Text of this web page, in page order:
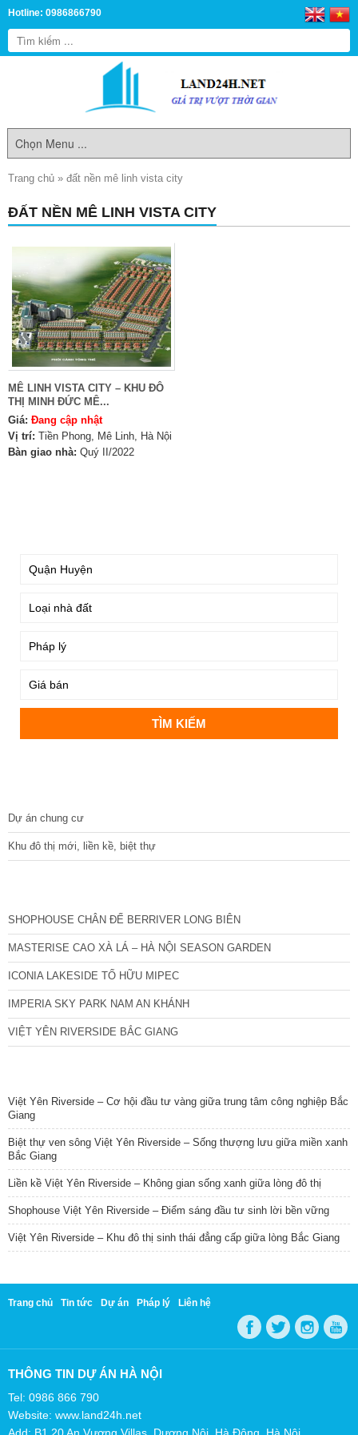
Hotline: 0986866790
Trang chủ » đất nền mê linh vista city
ĐẤT NỀN MÊ LINH VISTA CITY
MÊ LINH VISTA CITY – KHU ĐÔ
THỊ MINH ĐỨC MÊ...
Giá: Đang cập nhật
Vị trí: Tiền Phong, Mê Linh, Hà Nội
Bàn giao nhà: Quý II/2022
Dự án chung cư
Khu đô thị mới, liền kề, biệt thự
SHOPHOUSE CHÂN ĐẾ BERRIVER LONG BIÊN
MASTERISE CAO XÀ LÁ – HÀ NỘI SEASON GARDEN
ICONIA LAKESIDE TỐ HỮU MIPEC
IMPERIA SKY PARK NAM AN KHÁNH
VIỆT YÊN RIVERSIDE BẮC GIANG
Việt Yên Riverside – Cơ hội đầu tư vàng giữa trung tâm công nghiệp Bắc
Giang
Biệt thự ven sông Việt Yên Riverside – Sống thượng lưu giữa miền xanh
Bắc Giang
Liền kề Việt Yên Riverside – Không gian sống xanh giữa lòng đô thị
Shophouse Việt Yên Riverside – Điểm sáng đầu tư sinh lời bền vững
Việt Yên Riverside – Khu đô thị sinh thái đẳng cấp giữa lòng Bắc Giang
Trang chủ Tin tức Dự án Pháp lý Liên hệ
THÔNG TIN DỰ ÁN HÀ NỘI
Tel: 0986 866 790
Website: www.land24h.net